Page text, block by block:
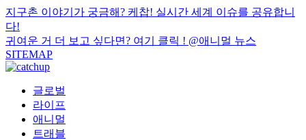
지구촌 이야기가 궁금해? 케찹! 실시간 세계 이슈를 공유합니
다!
귀여운 거 더 보고 싶다면? 여기 클릭 ! @애니멀 뉴스
SITEMAP
글로벌
라이프
애니멀
트래블